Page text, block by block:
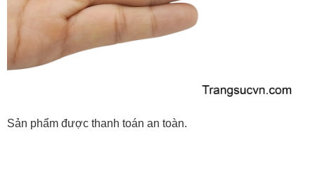
Sản phẩm được thanh toán an toàn.